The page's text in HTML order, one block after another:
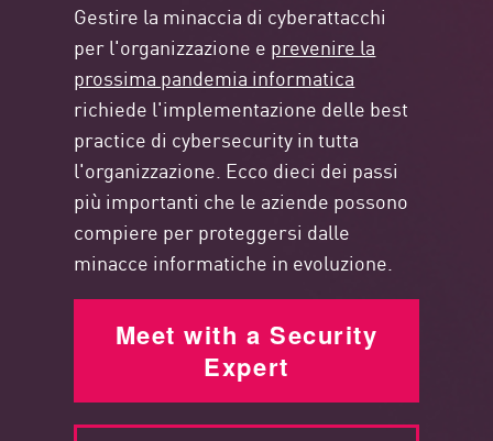
Gestire la minaccia di cyberattacchi
per l'organizzazione e prevenire la
prossima pandemia informatica
richiede l'implementazione delle best
practice di cybersecurity in tutta
l'organizzazione. Ecco dieci dei passi
più importanti che le aziende possono
compiere per proteggersi dalle
minacce informatiche in evoluzione.
Meet with a Security
Expert